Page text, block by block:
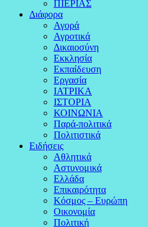
ΠΙΕΡΙΑΣ
Διάφορα
Αγορά
Αγροτικά
Δικαιοσύνη
Εκκλησία
Εκπαίδευση
Εργασία
ΙΑΤΡΙΚΑ
ΙΣΤΟΡΙΑ
ΚΟΙΝΩΝΙΑ
Παρά-πολιτικά
Πολιτιστικά
Ειδήσεις
Αθλητικά
Αστυνομικά
Ελλάδα
Επικαιρότητα
Κόσμος – Ευρώπη
Οικονομία
Πολιτική